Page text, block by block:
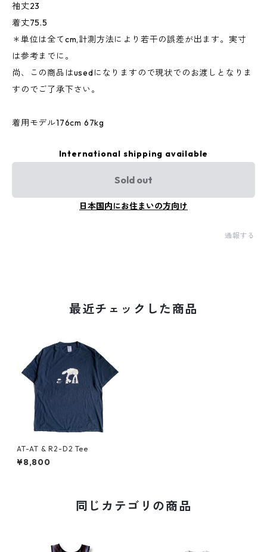
袖丈23
着丈75.5
＊単位は全てcm,計測方法により若干の誤差が出ます。実寸
は参考までに。
尚、この商品はusedになりますので現状でのお渡しとなりま
すのでご了承下さい。
着用モデル176cm 67kg
International shipping available
Sold out
日本国内にお住まいの方向け
通報する
最近チェックした商品
AT-AT & R2-D2 Tee
¥8,800
同じカテゴリの商品